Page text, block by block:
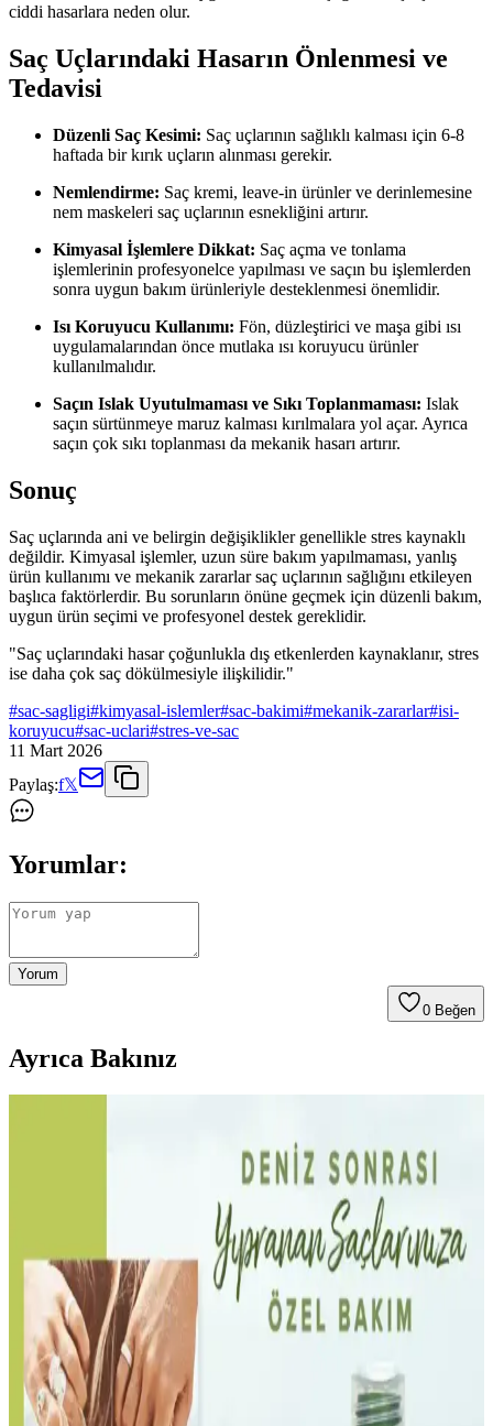
ciddi hasarlara neden olur.
Saç Uçlarındaki Hasarın Önlenmesi ve
Tedavisi
Düzenli Saç Kesimi: Saç uçlarının sağlıklı kalması için 6-8
haftada bir kırık uçların alınması gerekir.
Nemlendirme: Saç kremi, leave-in ürünler ve derinlemesine
nem maskeleri saç uçlarının esnekliğini artırır.
Kimyasal İşlemlere Dikkat: Saç açma ve tonlama
işlemlerinin profesyonelce yapılması ve saçın bu işlemlerden
sonra uygun bakım ürünleriyle desteklenmesi önemlidir.
Isı Koruyucu Kullanımı: Fön, düzleştirici ve maşa gibi ısı
uygulamalarından önce mutlaka ısı koruyucu ürünler
kullanılmalıdır.
Saçın Islak Uyutulmaması ve Sıkı Toplanmaması: Islak
saçın sürtünmeye maruz kalması kırılmalara yol açar. Ayrıca
saçın çok sıkı toplanması da mekanik hasarı artırır.
Sonuç
Saç uçlarında ani ve belirgin değişiklikler genellikle stres kaynaklı
değildir. Kimyasal işlemler, uzun süre bakım yapılmaması, yanlış
ürün kullanımı ve mekanik zararlar saç uçlarının sağlığını etkileyen
başlıca faktörlerdir. Bu sorunların önüne geçmek için düzenli bakım,
uygun ürün seçimi ve profesyonel destek gereklidir.
"Saç uçlarındaki hasar çoğunlukla dış etkenlerden kaynaklanır, stres
ise daha çok saç dökülmesiyle ilişkilidir."
#sac-sagligi#kimyasal-islemler#sac-bakimi#mekanik-zararlar#isi-
koruyucu#sac-uclari#stres-ve-sac
11 Mart 2026
Paylaş:f𝕏
Yorumlar:
Yorum
0 Beğen
Ayrıca Bakınız
Saç açıcılar, saçın yapısal bağlarını zayıflatarak kırılganlığa yol açar.
Bond onarıcılar hasarı tamamen gideremez, ancak saçın
görünümünü iyileştirir. Profesyonel uygulama ve düzenli bakım
önemlidir.
Çift Şampuanlama Yönteminin Saç Temizliğinde
Bilimsel Değerlendirmesi ve Uygulama Rehberi
Çift şampuanlama, saç ve saç derisindeki kalıntıları temizlemek için
şampuanın iki kez uygulanmasıdır. Ancak gerekliliği saçın durumu
ve temizleme ihtiyacına bağlıdır. İlk yıkama genellikle yeterlidir.